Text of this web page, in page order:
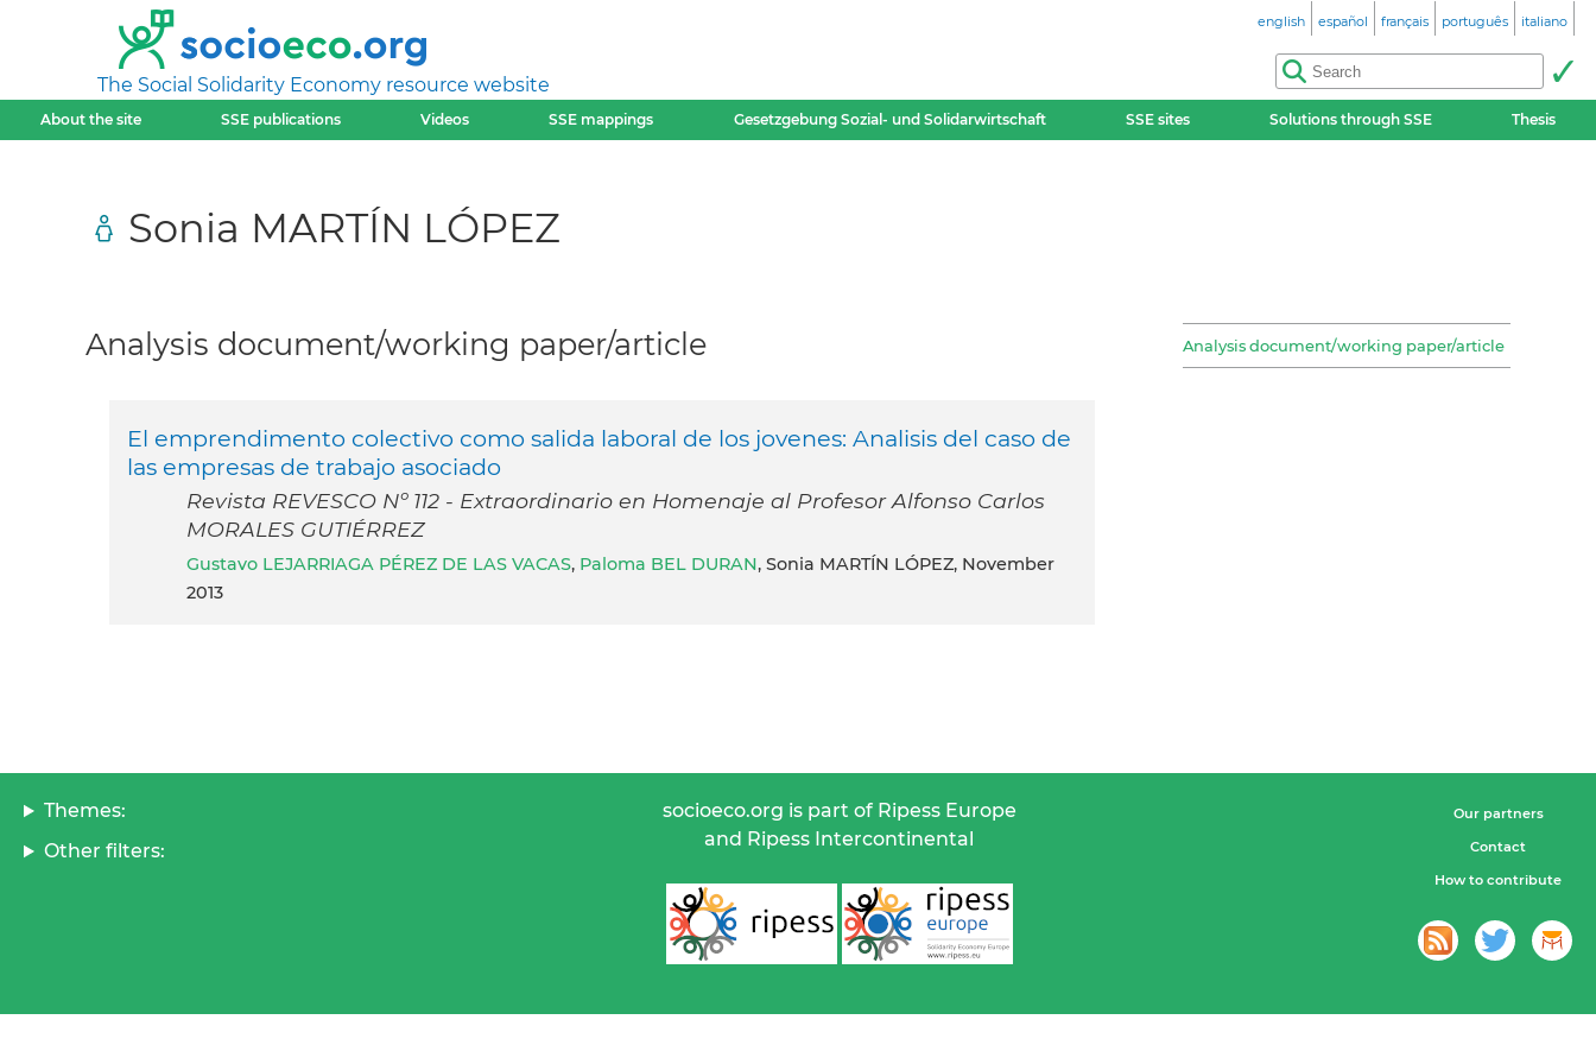
The Social Solidarity Economy resource website
english español français português italiano
About the site SSE publications Videos SSE mappings Gesetzgebung Sozial- und Solidarwirtschaft SSE sites Solutions through SSE Thesis
Sonia MARTÍN LÓPEZ
Analysis document/working paper/article
Analysis document/working paper/article
El emprendimento colectivo como salida laboral de los jovenes: Analisis del caso de
las empresas de trabajo asociado
Revista REVESCO Nº 112 - Extraordinario en Homenaje al Profesor Alfonso Carlos
MORALES GUTIÉRREZ
Gustavo LEJARRIAGA PÉREZ DE LAS VACAS, Paloma BEL DURAN, Sonia MARTÍN LÓPEZ, November
2013
Themes:
Other filters:
socioeco.org is part of Ripess Europe
and Ripess Intercontinental
Our partners
Contact
How to contribute